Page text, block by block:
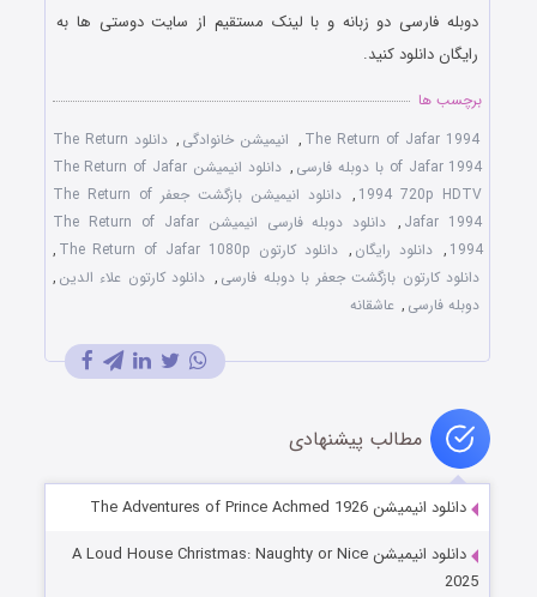
دوبله فارسی دو زبانه و با لینک مستقیم از سایت دوستی ها به
رایگان دانلود کنید.
برچسب ها
The Return of Jafar 1994
, انیمیشن خانوادگی ,
دانلود The Return
of Jafar 1994 با دوبله فارسی
,
دانلود انیمیشن The Return of Jafar
1994 720p HDTV
,
دانلود انیمیشن بازگشت جعفر The Return of
Jafar 1994
,
دانلود دوبله فارسی انیمیشن The Return of Jafar
1994
, دانلود رایگان , دانلود کارتون The Return of Jafar 1080p
,
دانلود کارتون بازگشت جعفر با دوبله فارسی , دانلود کارتون علاء الدین ,
دوبله فارسی , عاشقانه
مطالب پیشنهادی
دانلود انیمیشن The Adventures of Prince Achmed 1926
دانلود انیمیشن A Loud House Christmas: Naughty or Nice
2025